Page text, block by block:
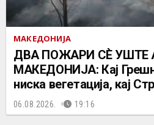
МАКЕДОНИЈА
ДВА ПОЖАРИ СÈ УШТЕ
МАКЕДОНИЈА: Кај
ниска вегетација, кај
06.08.2026. 19:16